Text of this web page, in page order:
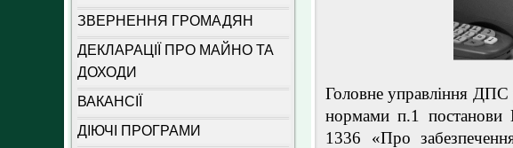
ЗВЕРНЕННЯ ГРОМАДЯН
ДЕКЛАРАЦІЇ ПРО МАЙНО ТА
ДОХОДИ
ВАКАНСІЇ
ДІЮЧІ ПРОГРАМИ
Головне управління ДПС
нормами п.1 постанови
1336 «Про